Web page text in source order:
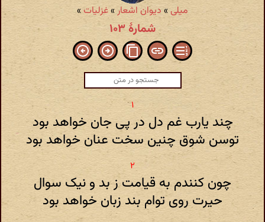
میلی » دیوان اشعار»غزلیات»
شمارهٔ ۱۰۳
چند یارب غم دل در پی جان خواهد بود
توسن شوق چنین سخت عنان خواهد بود
چون کنندم به قیامت ز بد و نیک سوال
حیرت روی توام بند زبان خواهد بود